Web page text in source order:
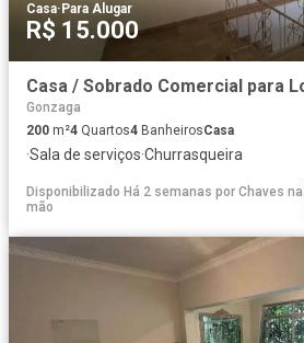
Casa· Para Alugar
R$ 15.000
Gonzaga
200 m²4 Quartos4 BanheirosCasa
·Sala de serviços·Churrasqueira
Disponibilizado Há 2 semanas por Chaves na
mão